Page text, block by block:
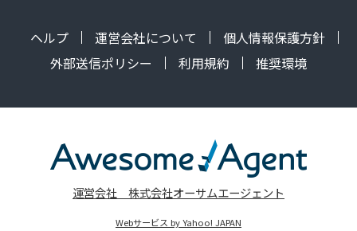
ヘルプ 運営会社について
個人情報保護方針
外部送信ポリシー
利用規約 推奨環境
運営会社 株式会社オーサムエージェント
Webサービス by Yahoo! JAPAN